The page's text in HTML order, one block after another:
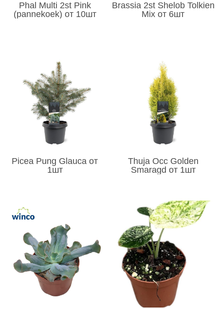
Phal Multi 2st Pink
(pannekoek) от 10шт
Brassia 2st Shelob Tolkien
Mix от 6шт
Picea Pung Glauca от
1шт
Thuja Occ Golden
Smaragd от 1шт